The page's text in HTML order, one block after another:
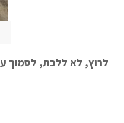
לרוץ, לא ללכת, לסמוך